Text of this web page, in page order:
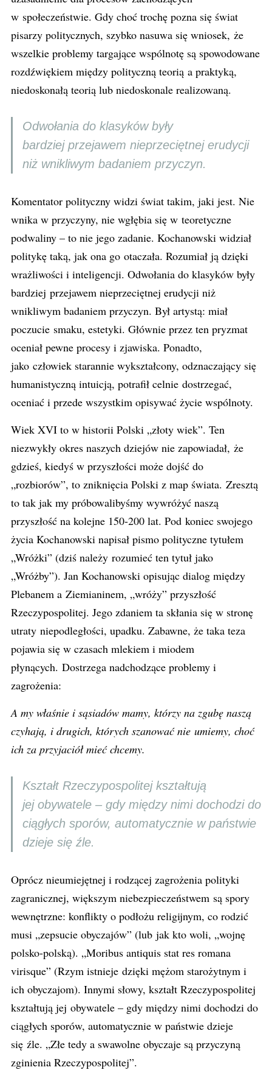
w społeczeństwie. Gdy choć trochę pozna się świat
pisarzy politycznych, szybko nasuwa się wniosek, że
wszelkie problemy targające wspólnotę są spowodowane
rozdźwiękiem między polityczną teorią a praktyką,
niedoskonałą teorią lub niedoskonale realizowaną.
Odwołania do klasyków były
bardziej przejawem nieprzeciętnej erudycji
niż wnikliwym badaniem przyczyn.
Komentator polityczny widzi świat takim, jaki jest. Nie
wnika w przyczyny, nie wgłębia się w teoretyczne
podwaliny – to nie jego zadanie. Kochanowski widział
politykę taką, jak ona go otaczała. Rozumiał ją dzięki
wrażliwości i inteligencji. Odwołania do klasyków były
bardziej przejawem nieprzeciętnej erudycji niż
wnikliwym badaniem przyczyn. Był artystą: miał
poczucie smaku, estetyki. Głównie przez ten pryzmat
oceniał pewne procesy i zjawiska. Ponadto,
jako człowiek starannie wykształcony, odznaczający się
humanistyczną intuicją, potrafił celnie dostrzegać,
oceniać i przede wszystkim opisywać życie wspólnoty.
Wiek XVI to w historii Polski „złoty wiek”. Ten
niezwykły okres naszych dziejów nie zapowiadał, że
gdzieś, kiedyś w przyszłości może dojść do
„rozbiorów”, to zniknięcia Polski z map świata. Zresztą
to tak jak my próbowalibyśmy wywróżyć naszą
przyszłość na kolejne 150-200 lat. Pod koniec swojego
życia Kochanowski napisał pismo polityczne tytułem
„Wróżki” (dziś należy rozumieć ten tytuł jako
„Wróżby”). Jan Kochanowski opisując dialog między
Plebanem a Ziemianinem, „wróży” przyszłość
Rzeczypospolitej. Jego zdaniem ta skłania się w stronę
utraty niepodległości, upadku. Zabawne, że taka teza
pojawia się w czasach mlekiem i miodem
płynących. Dostrzega nadchodzące problemy i
zagrożenia:
A my właśnie i sąsiadów mamy, którzy na zgubę naszą
czyhają, i drugich, których szanować nie umiemy, choć
ich za przyjaciół mieć chcemy.
Kształt Rzeczypospolitej kształtują
jej obywatele – gdy między nimi dochodzi do
ciągłych sporów, automatycznie w państwie
dzieje się źle.
Oprócz nieumiejętnej i rodzącej zagrożenia polityki
zagranicznej, większym niebezpieczeństwem są spory
wewnętrzne: konflikty o podłożu religijnym, co rodzić
musi „zepsucie obyczajów” (lub jak kto woli, „wojnę
polsko-polską). „Moribus antiquis stat res romana
virisque” (Rzym istnieje dzięki mężom starożytnym i
ich obyczajom). Innymi słowy, kształt Rzeczypospolitej
kształtują jej obywatele – gdy między nimi dochodzi do
ciągłych sporów, automatycznie w państwie dzieje
się źle. „Złe tedy a swawolne obyczaje są przyczyną
zginienia Rzeczypospolitej”.